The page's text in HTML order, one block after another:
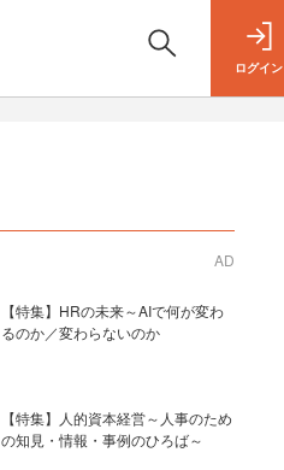
ログイン
AD
【特集】HRの未来～AIで何が変わ
るのか／変わらないのか
【特集】人的資本経営～人事のため
の知見・情報・事例のひろば～